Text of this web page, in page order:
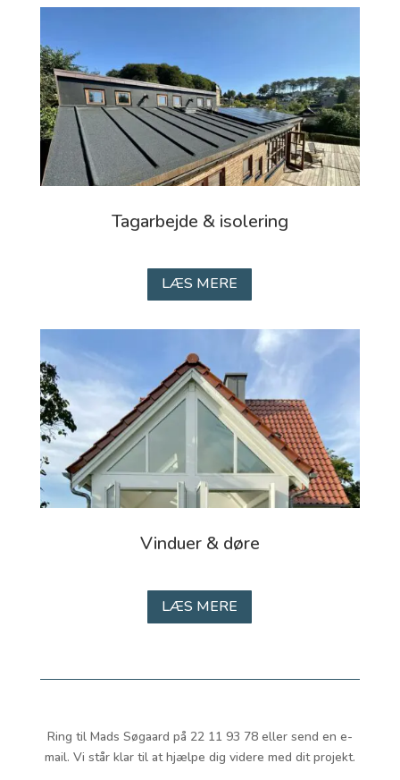
Tagarbejde & isolering
LÆS MERE
Vinduer & døre
LÆS MERE
Ring til Mads Søgaard på 22 11 93 78 eller send en e-
mail. Vi står klar til at hjælpe dig videre med dit projekt.